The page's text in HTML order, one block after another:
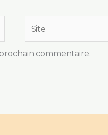
commentaire.